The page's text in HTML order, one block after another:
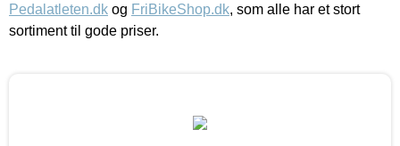
Pedalatleten.dk og FriBikeShop.dk, som alle har et stort
sortiment til gode priser.